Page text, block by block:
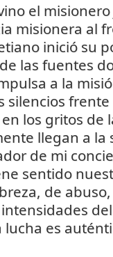
el misionero
misionera al
inició su
las fuentes
a la
silencios
los gritos de
llegan a la
de mi
sentido
de
lucha es